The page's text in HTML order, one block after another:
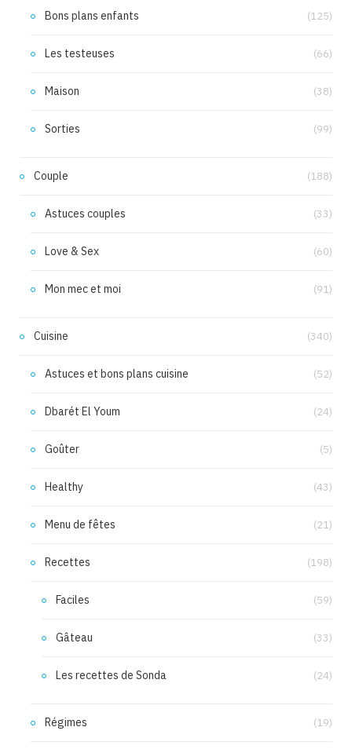
Bons plans enfants (125)
Les testeuses (66)
Maison (38)
Sorties (99)
Couple (188)
Astuces couples (33)
Love & Sex (60)
Mon mec et moi (91)
Cuisine (340)
Astuces et bons plans cuisine (52)
Dbarét El Youm (24)
Goûter (5)
Healthy (43)
Menu de fêtes (21)
Recettes (198)
Faciles (59)
Gâteau (33)
Les recettes de Sonda (24)
Régimes (19)